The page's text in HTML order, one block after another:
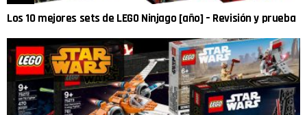
Los 10 mejores sets de LEGO Ninjago [año] – Revisión y prueba